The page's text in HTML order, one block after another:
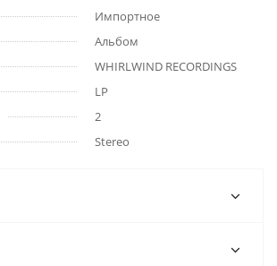
Импортное
Альбом
WHIRLWIND RECORDINGS
LP
2
Stereo